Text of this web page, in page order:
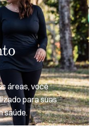
áreas, você
para suas
saúde.